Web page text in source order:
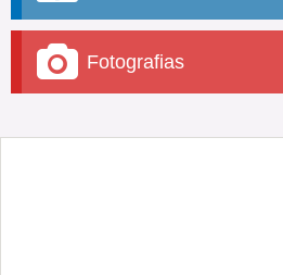
Fotografias